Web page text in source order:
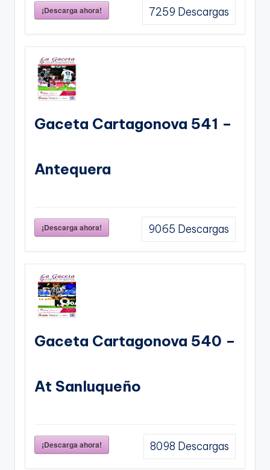
¡Descarga ahora! 7259 Descargas
Gaceta Cartagonova 541 –
Antequera
¡Descarga ahora! 9065 Descargas
Gaceta Cartagonova 540 –
At Sanluqueño
¡Descarga ahora! 8098 Descargas